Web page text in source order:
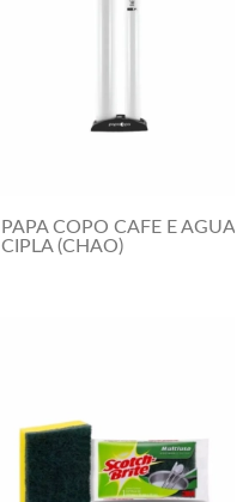
PAPA COPO CAFE E AGUA
CIPLA (CHAO)